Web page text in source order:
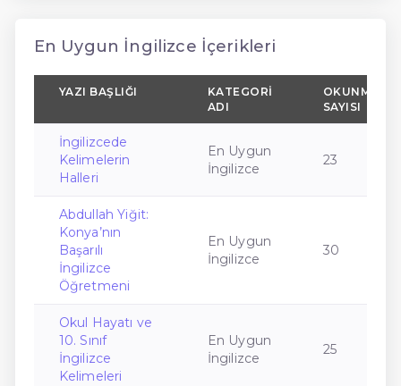
En Uygun İngilizce İçerikleri
YAZI BAŞLIĞI
KATEGORI
ADI
OKUNMA
SAYISI
İngilizcede
Kelimelerin
Halleri
En Uygun
İngilizce
23
Abdullah Yiğit:
Konya’nın
Başarılı
İngilizce
Öğretmeni
En Uygun
İngilizce
30
Okul Hayatı ve
10. Sınıf
İngilizce
Kelimeleri
En Uygun
İngilizce
25